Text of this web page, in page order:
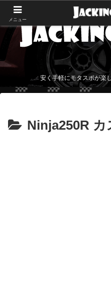
安く手軽にモタスポが楽
Ninja250R カ
メニュー